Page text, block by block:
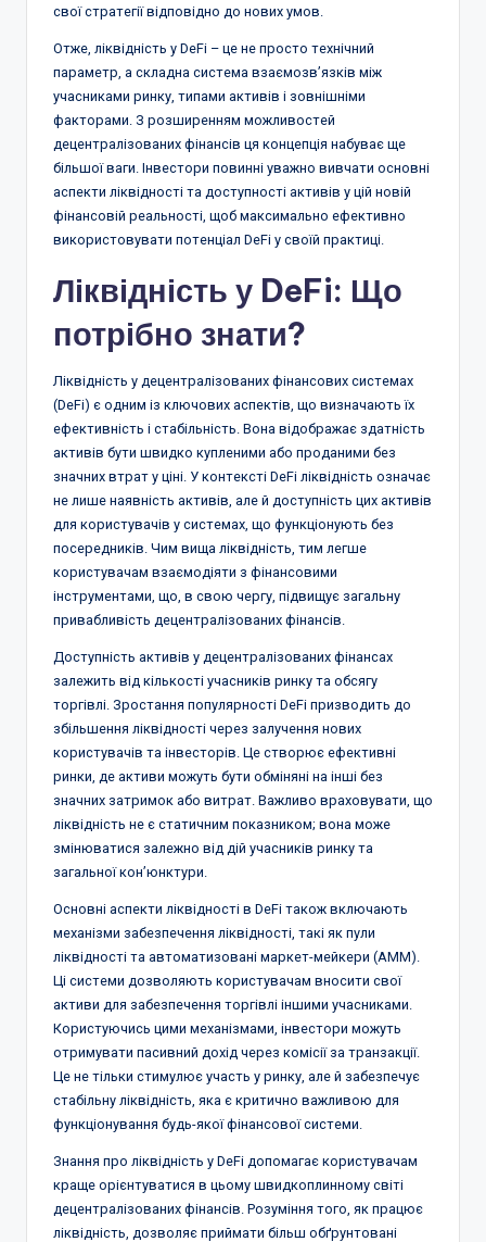
свої стратегії відповідно до нових умов.
Отже, ліквідність у DeFi – це не просто технічний
параметр, а складна система взаємозв’язків між
учасниками ринку, типами активів і зовнішніми
факторами. З розширенням можливостей
децентралізованих фінансів ця концепція набуває ще
більшої ваги. Інвестори повинні уважно вивчати основні
аспекти ліквідності та доступності активів у цій новій
фінансовій реальності, щоб максимально ефективно
використовувати потенціал DeFi у своїй практиці.
Ліквідність у DeFi: Що
потрібно знати?
Ліквідність у децентралізованих фінансових системах
(DeFi) є одним із ключових аспектів, що визначають їх
ефективність і стабільність. Вона відображає здатність
активів бути швидко купленими або проданими без
значних втрат у ціні. У контексті DeFi ліквідність означає
не лише наявність активів, але й доступність цих активів
для користувачів у системах, що функціонують без
посередників. Чим вища ліквідність, тим легше
користувачам взаємодіяти з фінансовими
інструментами, що, в свою чергу, підвищує загальну
привабливість децентралізованих фінансів.
Доступність активів у децентралізованих фінансах
залежить від кількості учасників ринку та обсягу
торгівлі. Зростання популярності DeFi призводить до
збільшення ліквідності через залучення нових
користувачів та інвесторів. Це створює ефективні
ринки, де активи можуть бути обміняні на інші без
значних затримок або витрат. Важливо враховувати, що
ліквідність не є статичним показником; вона може
змінюватися залежно від дій учасників ринку та
загальної кон’юнктури.
Основні аспекти ліквідності в DeFi також включають
механізми забезпечення ліквідності, такі як пули
ліквідності та автоматизовані маркет-мейкери (AMM).
Ці системи дозволяють користувачам вносити свої
активи для забезпечення торгівлі іншими учасниками.
Користуючись цими механізмами, інвестори можуть
отримувати пасивний дохід через комісії за транзакції.
Це не тільки стимулює участь у ринку, але й забезпечує
стабільну ліквідність, яка є критично важливою для
функціонування будь-якої фінансової системи.
Знання про ліквідність у DeFi допомагає користувачам
краще орієнтуватися в цьому швидкоплинному світі
децентралізованих фінансів. Розуміння того, як працює
ліквідність, дозволяє приймати більш обґрунтовані